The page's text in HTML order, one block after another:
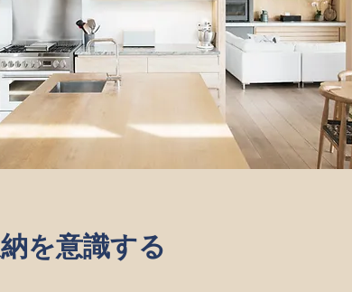
を意識する